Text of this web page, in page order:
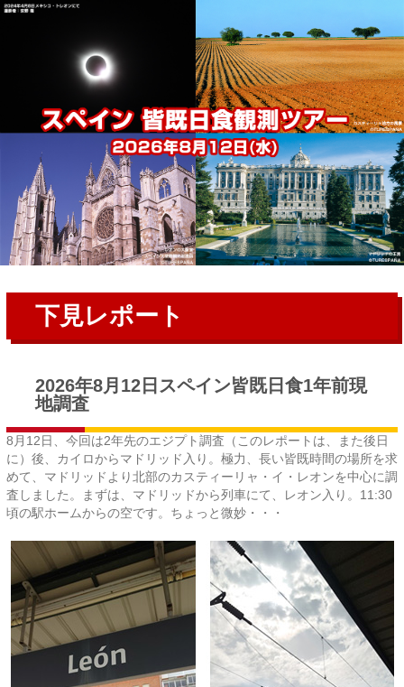
下見レポート
2026年8月12日スペイン皆既日食1年前現
地調査
8月12日、今回は2年先のエジプト調査（このレポートは、また後日
に）後、カイロからマドリッド入り。極力、長い皆既時間の場所を求
めて、マドリッドより北部のカスティーリャ・イ・レオンを中心に調
査しました。まずは、マドリッドから列車にて、レオン入り。11:30
頃の駅ホームからの空です。ちょっと微妙・・・